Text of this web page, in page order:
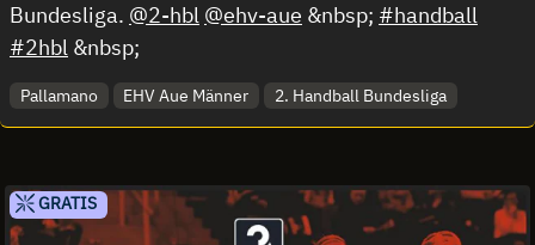
Bundesliga. @2-hbl @ehv-aue &nbsp; #handball
#2hbl &nbsp;
Pallamano EHV Aue Männer 2. Handball Bundesliga
GRATIS